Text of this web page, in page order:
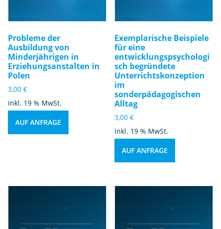
Probleme der
Ausbildung von
Minderjährigen in
Erziehungsanstalten in
Polen
3,00 €
inkl. 19 % MwSt.
AUF ANFRAGE
Exemplarische Beispiele
für eine
entwicklungspsychologi
sch begründete
Unterrichtskonzeption
im
sonderpädagogischen
Alltag
3,00€
inkl. 19 % MwSt.
AUF ANFRAGE